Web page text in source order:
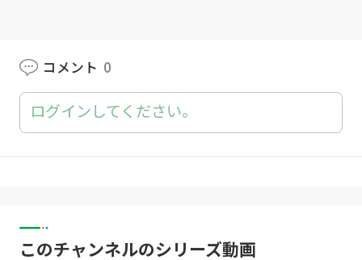
Instagram :
https://www.instagram.com/Cats
room_Miaou/
公式サイト :http://miaou-jp.com
[子猫部屋]
れあ Lea (白黒 Bicolor ; April, 2020-)
コメント 0
ログインしてください。
このチャンネルのシリーズ動画